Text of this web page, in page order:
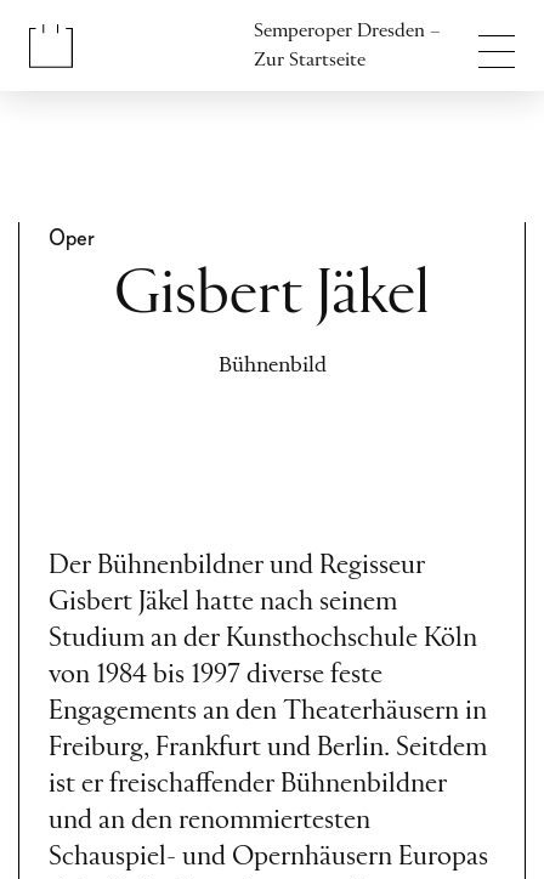
Semperoper Dresden –
Zur Startseite
Oper
Gisbert Jäkel
Bühnenbild
Der Bühnenbildner und Regisseur
Gisbert Jäkel hatte nach seinem
Studium an der Kunsthochschule Köln
von 1984 bis 1997 diverse feste
Engagements an den Theaterhäusern in
Freiburg, Frankfurt und Berlin. Seitdem
ist er freischaffender Bühnenbildner
und an den renommiertesten
Schauspiel- und Opernhäusern Europas